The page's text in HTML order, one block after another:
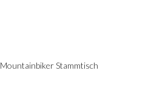
Mountainbiker Stammtisch